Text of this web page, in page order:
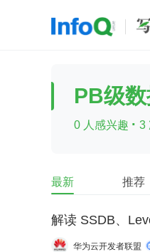
前端 AI
查看更多
PB级
0 人感兴趣 · 3
最新 推荐
解读 SSDB、
华为云开发者联盟